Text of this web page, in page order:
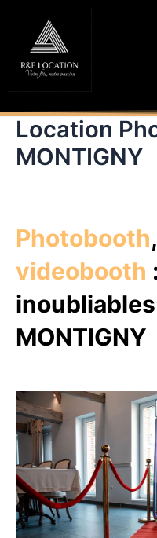
contenu
Location
MONTIGNY
Photobooth,
videobooth
inoubliables
MONTIGNY